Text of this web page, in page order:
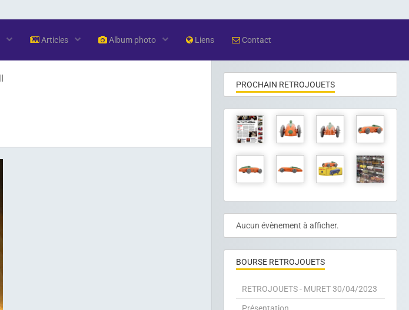
Articles Album photo Liens Contact
PROCHAIN RETROJOUETS
Aucun évènement à afficher.
BOURSE RETROJOUETS
RETROJOUETS - MURET 30/04/2023